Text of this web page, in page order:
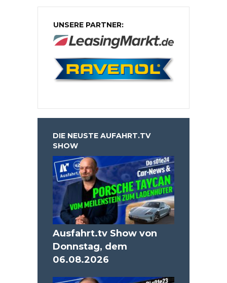
UNSERE PARTNER:
DIE NEUSTE AUFAHRT.TV
SHOW
Ausfahrt.tv Show von
Donnstag, dem
06.08.2026